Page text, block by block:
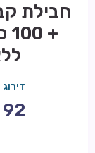
דירוג
92